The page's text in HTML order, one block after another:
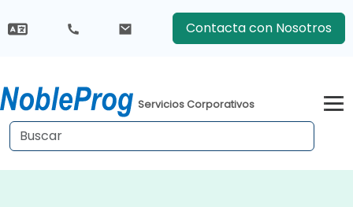
Contacta con Nosotros
Servicios Corporativos